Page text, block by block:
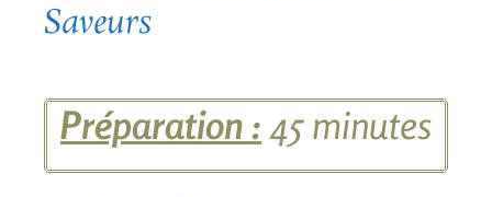
Saveurs
Préparation :45 minutes